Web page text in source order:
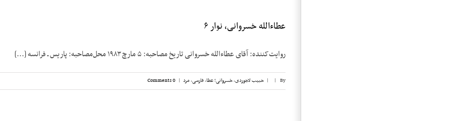
عطاءالله خسروانی، نوار ۶
روایت‌کننده: آقای عطاءالله خسروانی تاریخ مصاحبه: ۵ مارچ ۱۹۸۳ محل‌مصاحبه: پاریس ـ فرانسه [...]
By
|
| حبیب لاجوردی,خسروانی؛ عطا,فارسی,مرد |
0 Comments